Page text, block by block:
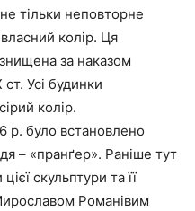
тільки неповторне
колір. Ця
за наказом
Усі будинки
колір.
р. було встановлено
– «пранґер». Раніше тут
скульптури та її
Романівим